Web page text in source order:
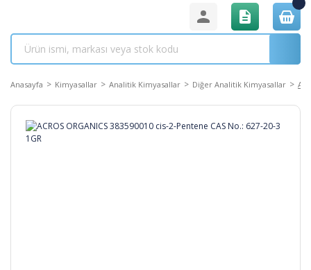
Anasayfa Kimyasallar Analitik Kimyasallar Diğer Analitik Kimyasallar